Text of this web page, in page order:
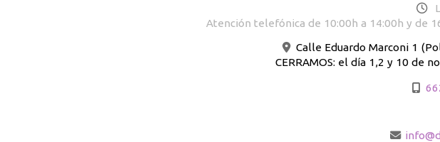
Atención telefónica de 10:00h a 14:00h y de
Calle Eduardo Marconi 1
CERRAMOS: el día 1,2 y 10 de
info